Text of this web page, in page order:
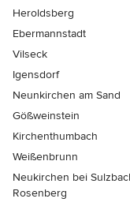
Heroldsberg
Ebermannstadt
Vilseck
Igensdorf
Neunkirchen am Sand
Gößweinstein
Kirchenthumbach
Weißenbrunn
Neukirchen bei
Rosenberg